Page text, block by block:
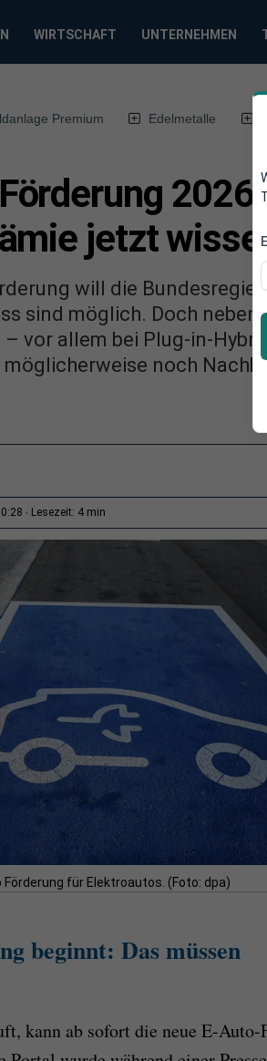
WIRTSCHAFT UNTERNEHMEN
Premium Edelmetalle
jetzt
will die
sind möglich. Doch
vor allem bei Plug-in-
noch
Lesezeit: 4 min
Förderung für Elektroautos. (Foto: dpa)
beginnt: Das müssen
kann ab sofort die neue E-Auto-